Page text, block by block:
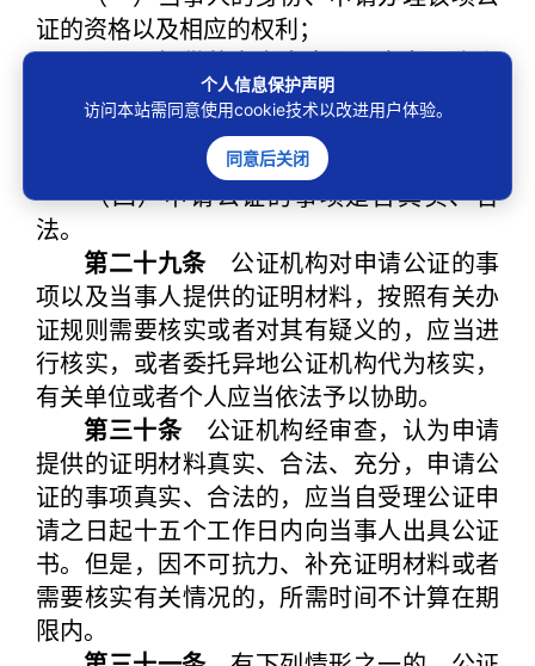
证的资格以及相应的权利；
（二）提供的文书内容是否完备，含义
是否清晰，签名、印鉴是否齐全；
（三）提供的证明材料是否真实、合
（四）申请公证的事项是否真实、合
法。
第二十九条公证机构对申请公证的事
项以及当事人提供的证明材料，按照有关办
证规则需要核实或者对其有疑义的，应当进
行核实，或者委托异地公证机构代为核实，
有关单位或者个人应当依法予以协助。
第三十条公证机构经审查，认为申请
提供的证明材料真实、合法、充分，申请公
证的事项真实、合法的，应当自受理公证申
请之日起十五个工作日内向当事人出具公证
书。但是，因不可抗力、补充证明材料或者
需要核实有关情况的，所需时间不计算在期
限内。
个人信息保护声明
访问本站需同意使用cookie技术以改进用户体验。
同意后关闭